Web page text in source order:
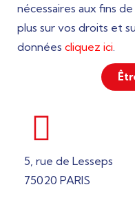
nécessaires aux fins
plus sur vos droits et
données cliquez ici
5, rue de Lesseps
75020 PARIS